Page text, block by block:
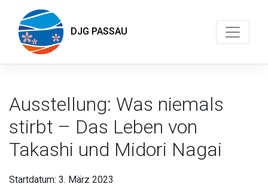
DJG PASSAU
Ausstellung: Was niemals
stirbt – Das Leben von
Takashi und Midori Nagai
Startdatum: 3. März 2023